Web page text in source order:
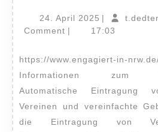
24. April 2025 24.
April
|
Comment | 17:03
https://www.engagiert-in-nrw.de/transparenzregister
Informationen zum
Automatische Eintragung
Vereinen und vereinfachte
die Eintragung von